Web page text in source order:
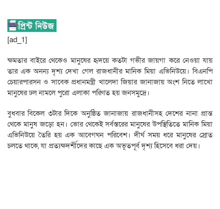
[ad_1]
ক্ষমতার বাইরে থেকেও মানুষের হৃদয়ে কতটা গভীর জায়গা করে নেওয়া যায়
তার এক অনন্য দৃশ্য দেখা গেল রাজধানীর মানিক মিয়া এভিনিউয়ে। বিএনপি
চেয়ারপারসন ও সাবেক প্রধানমন্ত্রী খালেদা জিয়ার জানাজায় অংশ নিতে লাখো
মানুষের ঢল নামলে পুরো এলাকা পরিণত হয় জনসমুদ্রে।
বুধবার বিকেল ৩টার দিকে অনুষ্ঠিত জানাজায় রাজধানীসহ দেশের নানা প্রান্ত
থেকে মানুষ জড়ো হন। ভোর থেকেই সর্বস্তরের মানুষের উপস্থিতিতে মানিক মিয়া
এভিনিউয়ে তৈরি হয় এক আবেগঘন পরিবেশ। দীর্ঘ সময় ধরে মানুষের স্রোত
চলতে থাকে, যা প্রত্যক্ষদর্শীদের কাছে এক অভূতপূর্ব দৃশ্য হিসেবে ধরা দেয়।